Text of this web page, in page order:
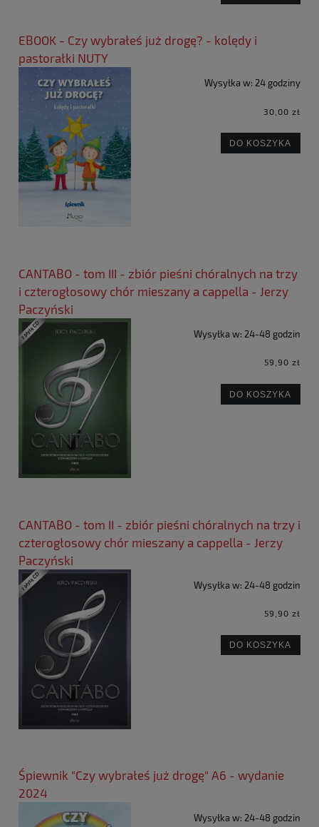
EBOOK - Czy wybrałeś już drogę? - kolędy i
pastorałki NUTY
Wysyłka w: 24 godziny
30,00 zł
DO KOSZYKA
CANTABO - tom III - zbiór pieśni chóralnych na trzy
i czterogłosowy chór mieszany a cappella - Jerzy
Paczyński
Wysyłka w: 24-48 godzin
59,90 zł
DO KOSZYKA
CANTABO - tom II - zbiór pieśni chóralnych na trzy i
czterogłosowy chór mieszany a cappella - Jerzy
Paczyński
Wysyłka w: 24-48 godzin
59,90 zł
DO KOSZYKA
Śpiewnik "Czy wybrałeś już drogę" A6 - wydanie
2024
Wysyłka w: 24-48 godzin